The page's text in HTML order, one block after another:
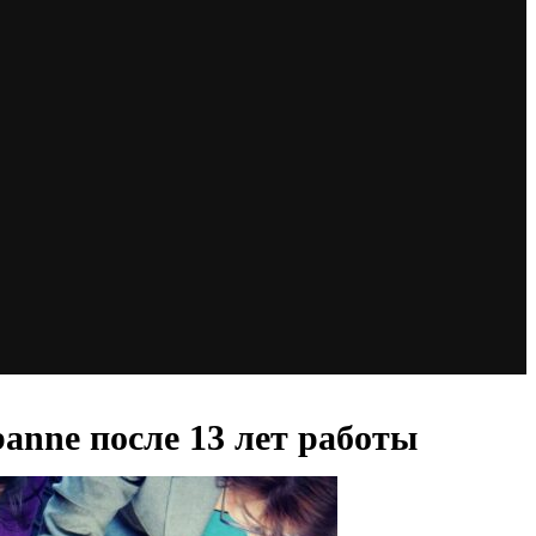
после 13 лет работы